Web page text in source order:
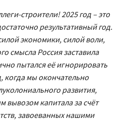
строители! 2025 год – это
результативный год.
экономики, силой воли,
смысла Россия заставила
пытался её игнорировать
когда мы окончательно
развития,
вывозом капитала за счёт
завоеванных нашими